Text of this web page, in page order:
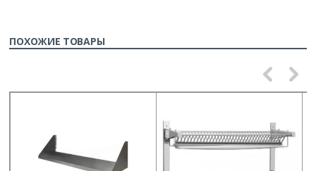
ПОХОЖИЕ ТОВАРЫ